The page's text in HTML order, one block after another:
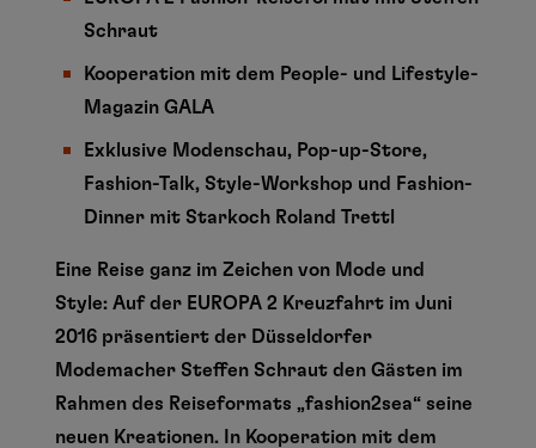
Schraut
Kooperation mit dem People- und Lifestyle-
Magazin GALA
Exklusive Modenschau, Pop-up-Store,
Fashion-Talk, Style-Workshop und Fashion-
Dinner mit Starkoch Roland Trettl
Eine Reise ganz im Zeichen von Mode und
Style: Auf der EUROPA 2 Kreuzfahrt im Juni
2016 präsentiert der Düsseldorfer
Modemacher Steffen Schraut den Gästen im
Rahmen des Reiseformats „fashion2sea“ seine
neuen Kreationen. In Kooperation mit dem